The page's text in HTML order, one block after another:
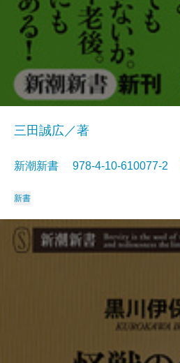
三田誠広／著
新潮新書 978-4-10-610077-
新書